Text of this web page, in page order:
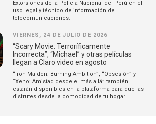
Extorsiones de la Policía Nacional del Perú en el
uso legal y técnico de información de
telecomunicaciones.
VIERNES, 24 DE JULIO DE 2026
“Scary Movie: Terroríficamente
Incorrecta”, “Michael” y otras películas
llegan a Claro video en agosto
“Iron Maiden: Burning Ambition”, “Obsesión” y
“Xeno: Amistad desde el más allá” también
estarán disponibles en la plataforma para que las
disfrutes desde la comodidad de tu hogar.